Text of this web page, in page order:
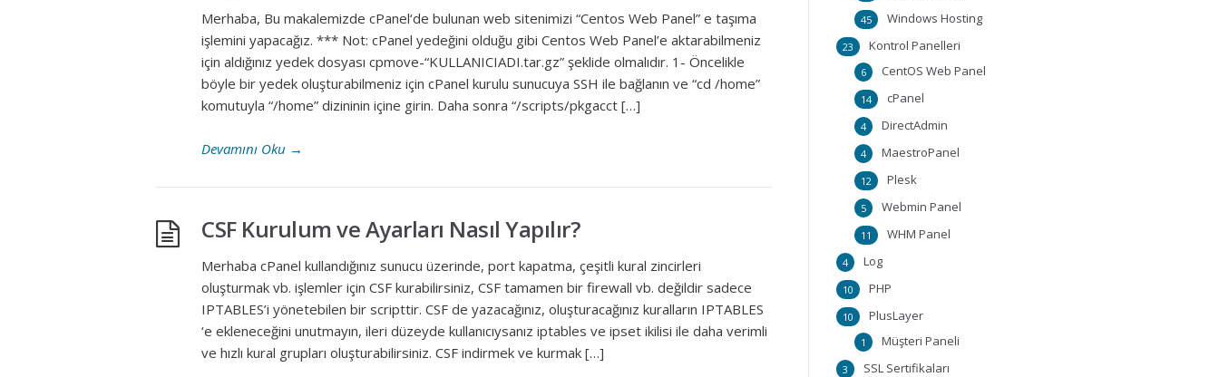
Merhaba, Bu makalemizde cPanel‘de bulunan web sitenimizi “Centos Web Panel” e taşıma
işlemini yapacağız. *** Not: cPanel yedeğini olduğu gibi Centos Web Panel’e aktarabilmeniz
için aldığınız yedek dosyası cpmove-“KULLANICIADI.tar.gz” şeklide olmalıdır. 1- Öncelikle
böyle bir yedek oluşturabilmeniz için cPanel kurulu sunucuya SSH ile bağlanın ve “cd /home”
komutuyla “/home” dizininin içine girin. Daha sonra “/scripts/pkgacct […]
Devamını Oku →
CSF Kurulum ve Ayarları Nasıl Yapılır?
Merhaba cPanel kullandığınız sunucu üzerinde, port kapatma, çeşitli kural zincirleri
oluşturmak vb. işlemler için CSF kurabilirsiniz, CSF tamamen bir firewall vb. değildir sadece
IPTABLES’i yönetebilen bir scripttir. CSF de yazacağınız, oluşturacağınız kuralların IPTABLES
‘e ekleneceğini unutmayın, ileri düzeyde kullanıcıysanız iptables ve ipset ikilisi ile daha verimli
ve hızlı kural grupları oluşturabilirsiniz. CSF indirmek ve kurmak […]
Windows Hosting
45
Kontrol Panelleri
23
CentOS Web Panel
6
cPanel
14
DirectAdmin
4
MaestroPanel
4
Plesk
12
Webmin Panel
5
WHM Panel
11
Log
4
PHP
10
PlusLayer
10
Müşteri Paneli
1
SSL Sertifikaları
3